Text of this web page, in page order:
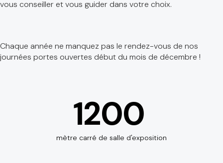
vous conseiller et vous guider dans votre choix.
Chaque année ne manquez pas le rendez-vous de nos
journées portes ouvertes début du mois de décembre !
1200
mètre carré de salle d'exposition